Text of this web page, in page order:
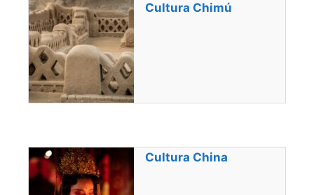
Cultura Chimú
Cultura China